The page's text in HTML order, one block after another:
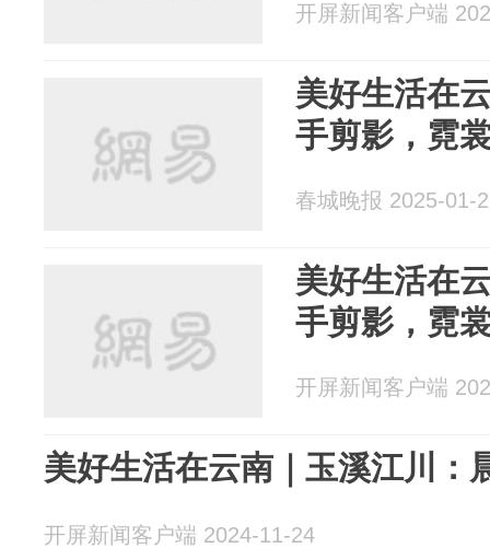
开屏新闻客户端
美好生活在
手剪影，霓
春城晚报 2025-01-
美好生活在
手剪影，霓
开屏新闻客户端
美好生活在云南｜玉溪江川：
开屏新闻客户端 2024-11-24